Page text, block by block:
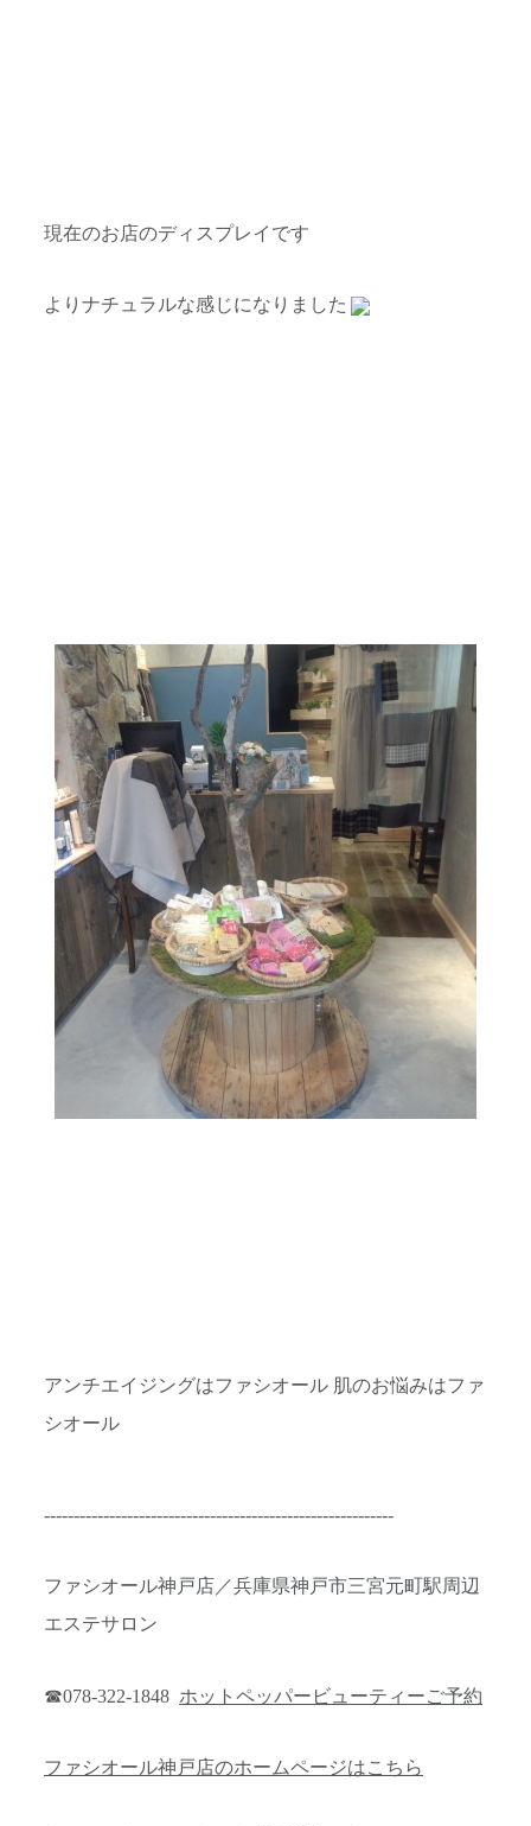
現在のお店のディスプレイです
よりナチュラルな感じになりました
アンチエイジングはファシオール 肌のお悩みはファ
シオール
-----------------------------------------------------------
ファシオール神戸店／兵庫県神戸市三宮元町駅周辺
エステサロン
☎078-322-1848 ホットペッパービューティーご予約
ファシオール神戸店のホームページはこちら